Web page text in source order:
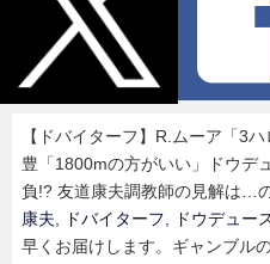
【ドバイターフ】R.ムーア「3
豊「1800mの方がいい」ドウデ
負!? 友道康夫調教師の見解は…
康夫
ドバイターフ ドウデュー
早くお届けします。ギャンブル